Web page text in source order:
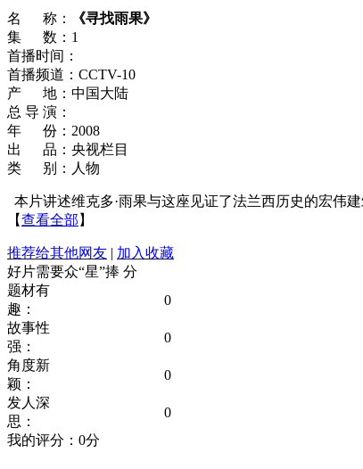
名 称：
《寻找雨果》
集 数：1
首播时间：
首播频道：CCTV-10
产 地：中国大陆
总 导 演：
年 份：2008
出 品：央视栏目
类 别：人物
本片讲述维克多·雨果与这座见证了法兰西历史的宏伟
【查看全部 】
推荐给其他网友 | 加入收藏
好片需要众“星”捧 分
题材有
趣：
0
故事性
强：
0
角度新
颖：
0
发人深
思：
0
我的评分： 0分